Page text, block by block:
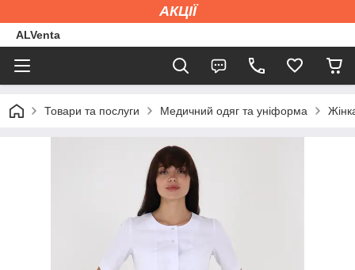
АКЦІЇ
ALVenta
Товари та послуги Медичний одяг та уніформа